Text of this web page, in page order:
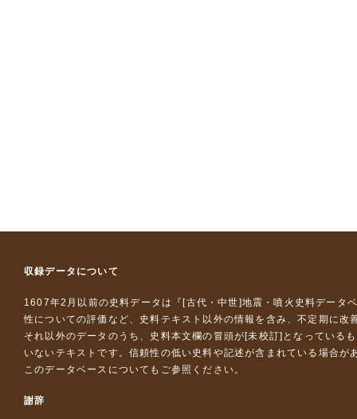
収録データについて
1607年2月以前の史料データは『 [古代・中世]地震・噴火史料データ
性についての評価など、史料テキスト以外の情報を含み、不定期に改
それ以外のデータのうち、史料本文欄の冒頭が[未校訂]となっている
いないテキストです。信頼性の低い史料や記述が含まれている場合が
このデータベースについて もご参照ください。
謝辞